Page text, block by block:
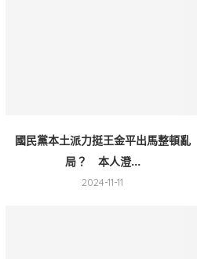
國民黨本土派力挺王金平出馬整頓亂
局？ 本人澄...
2024-11-11